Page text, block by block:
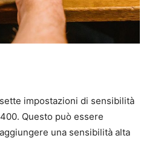
impostazioni di sensibilità
Questo può essere
una sensibilità alta